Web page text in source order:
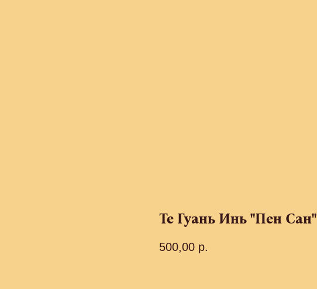
Те Гуань Инь "Пен Сан"
500,00 р.